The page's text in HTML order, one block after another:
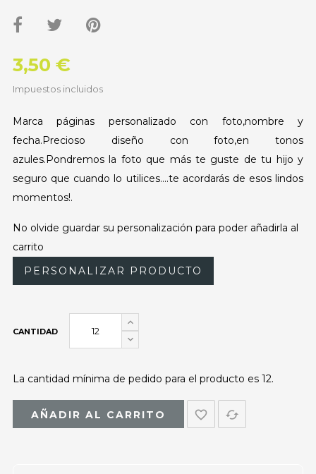
3,50 €
Impuestos incluidos
Marca páginas personalizado con foto,nombre y
fecha.Precioso diseño con foto,en tonos
azules.Pondremos la foto que más te guste de tu hijo y
seguro que cuando lo utilices....te acordarás de esos lindos
momentos!.
No olvide guardar su personalización para poder añadirla al
carrito
PERSONALIZAR PRODUCTO
CANTIDAD
La cantidad mínima de pedido para el producto es 12.
AÑADIR AL CARRITO favorite_border cached